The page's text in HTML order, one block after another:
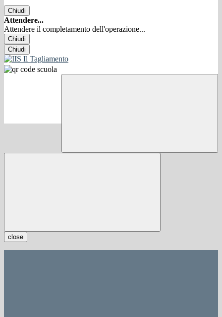
Chiudi
Attendere...
Attendere il completamento dell'operazione...
Chiudi
Chiudi
close